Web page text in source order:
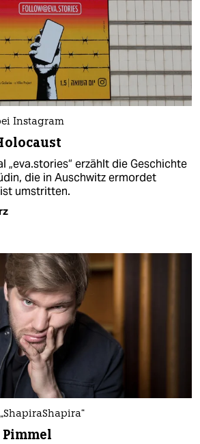
Instagram
„eva.stories“ erzählt die Geschichte
die in Auschwitz ermordet
umstritten.